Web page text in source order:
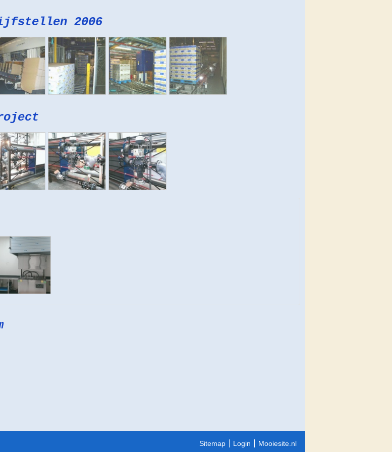
2006
Sitemap Login Mooiesite.nl